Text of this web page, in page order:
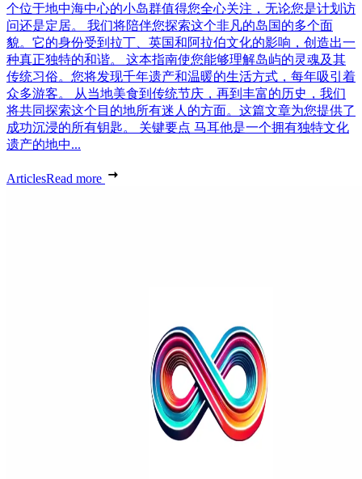
个位于地中海中心的小岛群值得您全心关注，无论您是计划访
问还是定居。 我们将陪伴您探索这个非凡的岛国的多个面
貌。它的身份受到拉丁、英国和阿拉伯文化的影响，创造出一
种真正独特的和谐。 这本指南使您能够理解岛屿的灵魂及其
传统习俗。您将发现千年遗产和温暖的生活方式，每年吸引着
众多游客。 从当地美食到传统节庆，再到丰富的历史，我们
将共同探索这个目的地所有迷人的方面。这篇文章为您提供了
成功沉浸的所有钥匙。 关键要点 马耳他是一个拥有独特文化
遗产的地中...
ArticlesRead more